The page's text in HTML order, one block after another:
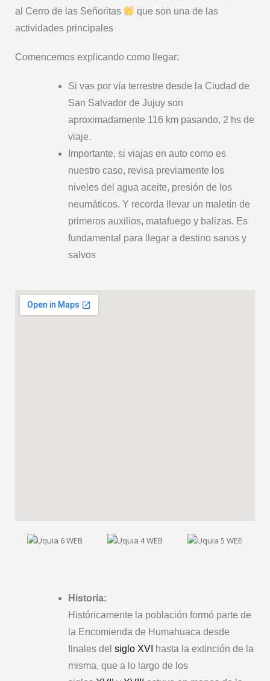
al Cerro de las Señoritas
que son una de las
actividades principales
Comencemos explicando como llegar:
Si vas por vía terrestre desde la Ciudad de
San Salvador de Jujuy son
aproximadamente 116 km pasando, 2 hs de
viaje.
Importante, si viajas en auto como es
nuestro caso, revisa previamente los
niveles del agua aceite, presión de los
neumáticos. Y recorda llevar un maletín de
primeros auxilios, matafuego y balizas. Es
fundamental para llegar a destino sanos y
salvos
Historia:
Históricamente la población formó parte de
la Encomienda de Humahuaca desde
finales del siglo XVI hasta la extinción de la
misma, que a lo largo de los